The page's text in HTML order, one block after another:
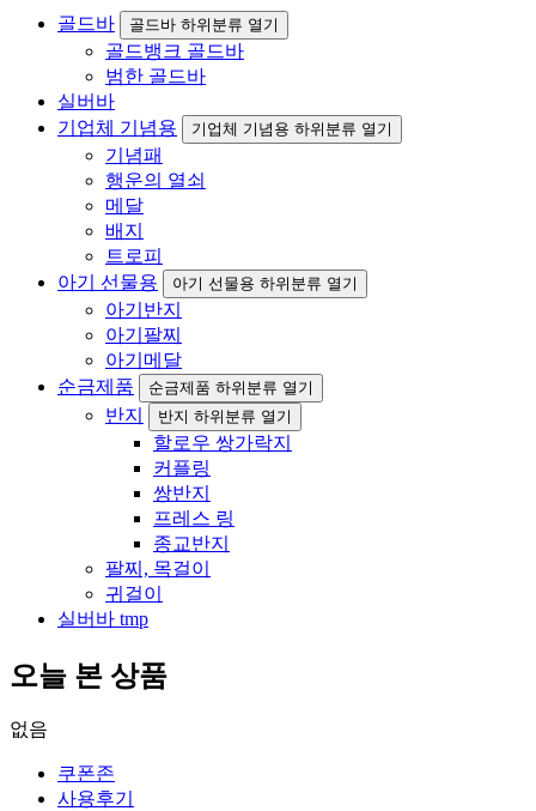
골드바 골드바 하위분류 열기
골드뱅크 골드바
범한 골드바
실버바
기업체 기념용
기업체 기념용 하위분류 열기
기념패
행운의 열쇠
메달
배지
트로피
아기 선물용
아기 선물용 하위분류 열기
아기반지
아기팔찌
아기메달
순금제품
순금제품 하위분류 열기
반지 반지 하위분류 열기
할로우 쌍가락지
커플링
쌍반지
프레스 링
종교반지
팔찌, 목걸이
귀걸이
실버바 tmp
오늘 본 상품
없음
쿠폰존
사용후기